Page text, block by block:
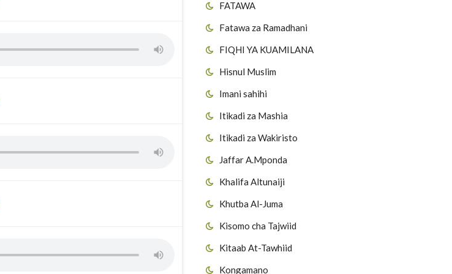
FATAWA
Fatawa za Ramadhani
FIQHI YA KUAMILANA
Hisnul Muslim
Imani sahihi
Itikadi za Mashia
Itikadi za Wakiristo
Jaffar A.Mponda
Khalifa Altunaiji
Khutba Al-Juma
Kisomo cha Tajwiid
Kitaab At-Tawhiid
Kongamano